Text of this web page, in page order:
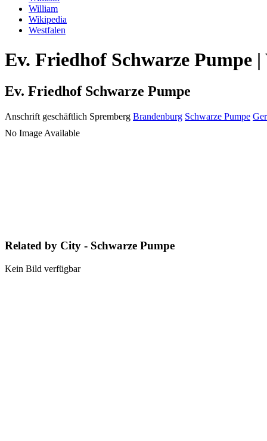
William
Wikipedia
Westfalen
Ev. Friedhof Schwarze Pumpe
Ev. Friedhof Schwarze Pumpe
Anschrift geschäftlich Spremberg Brandenburg Schwarze Pumpe
No Image Available
Related by City - Schwarze Pumpe
Kein Bild verfügbar